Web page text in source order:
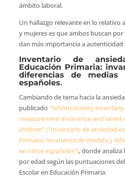
ámbito laboral.
Un hallazgo relevante en lo relativo
y mujeres es que ambos buscan
dan más importancia a autenticidad
Inventario de
Educación Primaria:
diferencias de
españoles.
Cambiando de tema hacia la
publicado“School anxiety
measurement invariance and latent
children” (“Inventario de ansiedad
Primaria: invarianza de medida y
en niños españoles”), donde analiza
por edad según las puntuaciones
Escolar en Educación Primaria.